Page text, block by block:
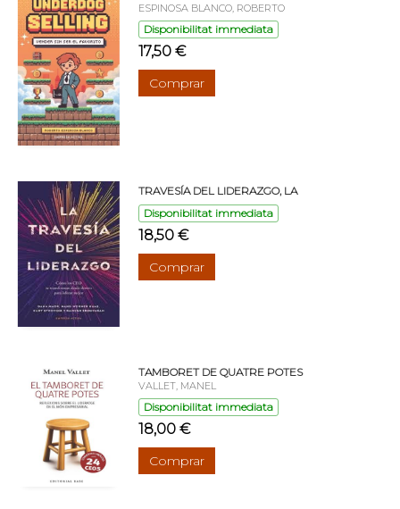
ESPINOSA BLANCO, ROBERTO
Disponibilitat immediata
17,50 €
Comprar
TRAVESÍA DEL LIDERAZGO, LA
Disponibilitat immediata
18,50 €
Comprar
TAMBORET DE QUATRE POTES
VALLET, MANEL
Disponibilitat immediata
18,00 €
Comprar